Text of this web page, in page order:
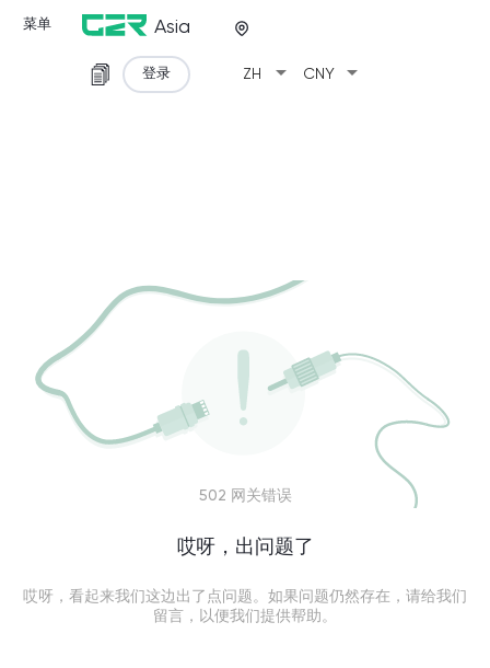
菜单 Asia
ZH arrow_drop_down CNY arrow_drop_down
登录
502 网关错误
哎呀，出问题了
哎呀，看起来我们这边出了点问题。如果问题仍然存在，请给我们
留言，以便我们提供帮助。